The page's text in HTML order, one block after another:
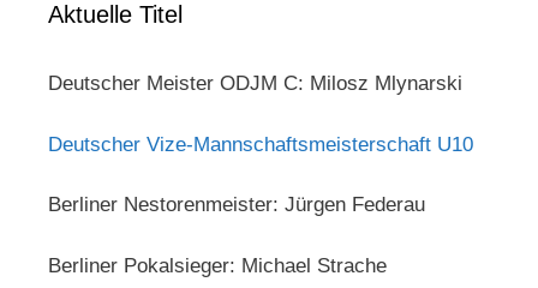
Aktuelle Titel
Deutscher Meister ODJM C: Milosz Mlynarski
Deutscher Vize-Mannschaftsmeisterschaft U10
Berliner Nestorenmeister: Jürgen Federau
Berliner Pokalsieger: Michael Strache